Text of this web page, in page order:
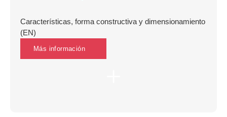
Características, forma constructiva y dimensionamiento
(EN)
Más información